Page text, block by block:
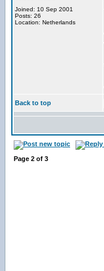
Joined: 10 Sep 2001
Posts: 26
Location: Netherlands
Back to top
Page 2 of 3